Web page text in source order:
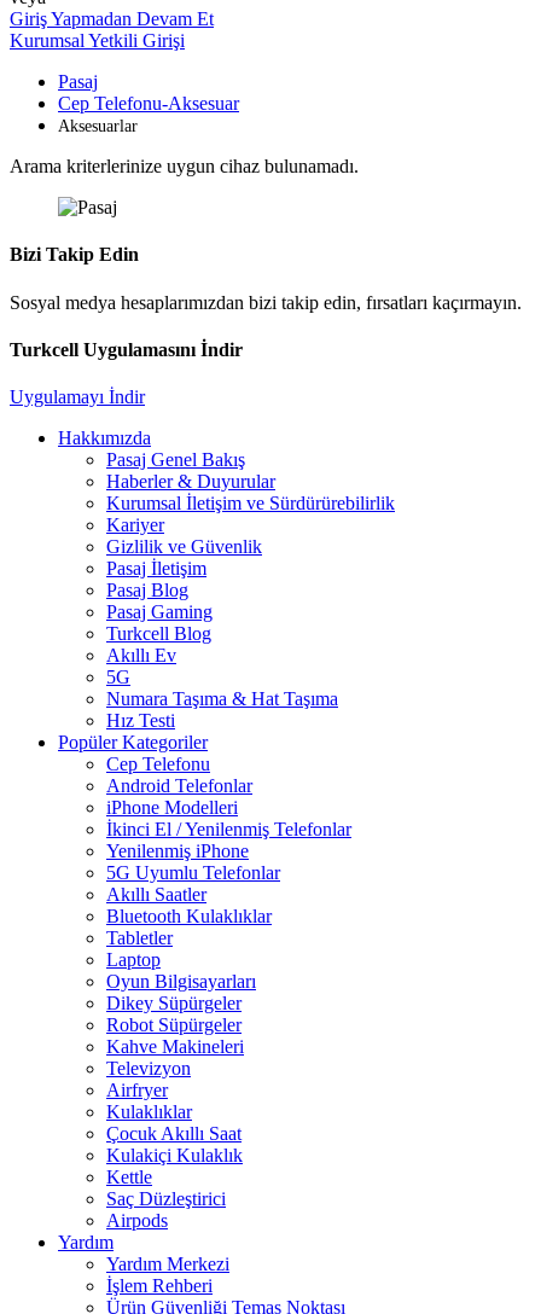
Giriş Yapmadan Devam Et
Kurumsal Yetkili Girişi
Pasaj
Cep Telefonu-Aksesuar
Aksesuarlar
Arama kriterlerinize uygun cihaz bulunamadı.
Bizi Takip Edin
Sosyal medya hesaplarımızdan bizi takip edin, fırsatları kaçırmayın.
Turkcell Uygulamasını İndir
Uygulamayı İndir
Hakkımızda
Pasaj Genel Bakış
Haberler & Duyurular
Kurumsal İletişim ve Sürdürürebilirlik
Kariyer
Gizlilik ve Güvenlik
Pasaj İletişim
Pasaj Blog
Pasaj Gaming
Turkcell Blog
Akıllı Ev
5G
Numara Taşıma & Hat Taşıma
Hız Testi
Popüler Kategoriler
Cep Telefonu
Android Telefonlar
iPhone Modelleri
İkinci El / Yenilenmiş Telefonlar
Yenilenmiş iPhone
5G Uyumlu Telefonlar
Akıllı Saatler
Bluetooth Kulaklıklar
Tabletler
Laptop
Oyun Bilgisayarları
Dikey Süpürgeler
Robot Süpürgeler
Kahve Makineleri
Televizyon
Airfryer
Kulaklıklar
Çocuk Akıllı Saat
Kulakiçi Kulaklık
Kettle
Saç Düzleştirici
Airpods
Yardım
Yardım Merkezi
İşlem Rehberi
Ürün Güvenliği Temas Noktası